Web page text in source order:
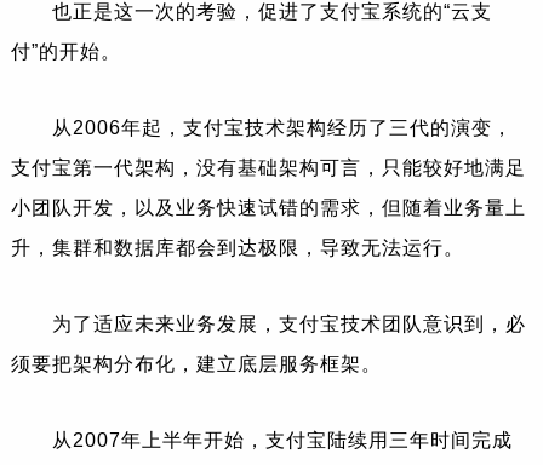
也正是这一次的考验，促进了支付宝系统的“云支
付”的开始。
从2006年起，支付宝技术架构经历了三代的演变，
支付宝第一代架构，没有基础架构可言，只能较好地满足
小团队开发，以及业务快速试错的需求，但随着业务量上
升，集群和数据库都会到达极限，导致无法运行。
为了适应未来业务发展，支付宝技术团队意识到，必
须要把架构分布化，建立底层服务框架。
从2007年上半年开始，支付宝陆续用三年时间完成